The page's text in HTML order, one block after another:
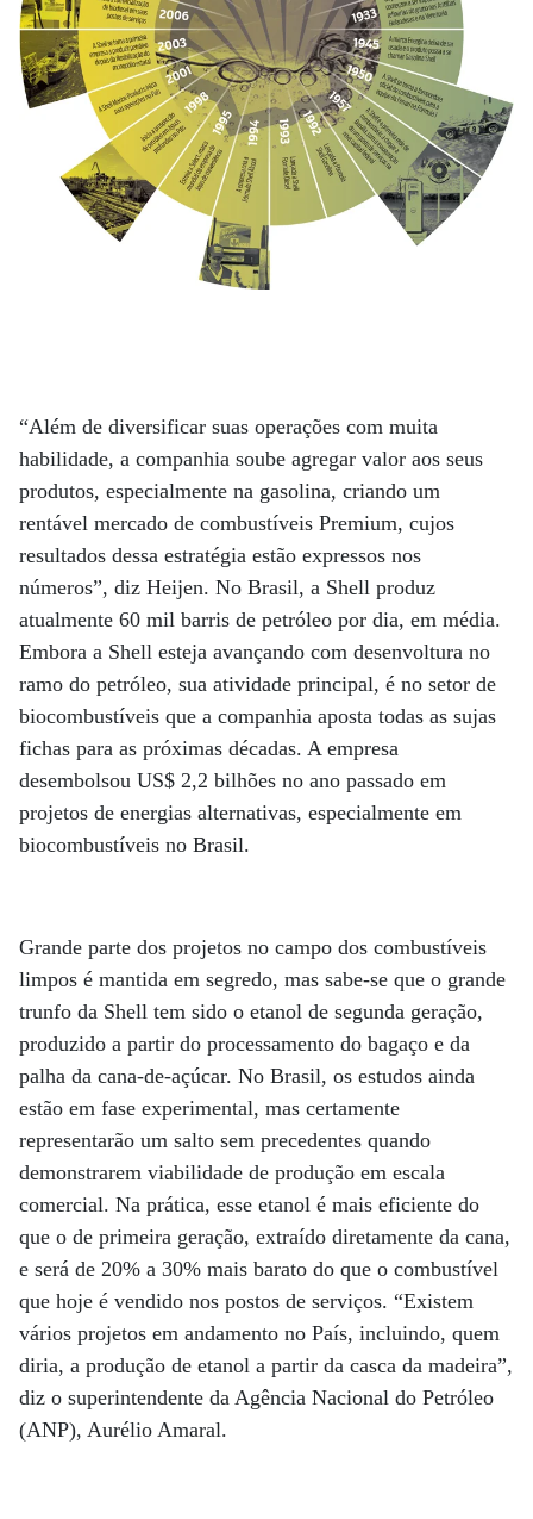
“Além de diversificar suas operações com muita
habilidade, a companhia soube agregar valor aos seus
produtos, especialmente na gasolina, criando um
rentável mercado de combustíveis Premium, cujos
resultados dessa estratégia estão expressos nos
números”, diz Heijen. No Brasil, a Shell produz
atualmente 60 mil barris de petróleo por dia, em média.
Embora a Shell esteja avançando com desenvoltura no
ramo do petróleo, sua atividade principal, é no setor de
biocombustíveis que a companhia aposta todas as sujas
fichas para as próximas décadas. A empresa
desembolsou US$ 2,2 bilhões no ano passado em
projetos de energias alternativas, especialmente em
biocombustíveis no Brasil.
Grande parte dos projetos no campo dos combustíveis
limpos é mantida em segredo, mas sabe-se que o grande
trunfo da Shell tem sido o etanol de segunda geração,
produzido a partir do processamento do bagaço e da
palha da cana-de-açúcar. No Brasil, os estudos ainda
estão em fase experimental, mas certamente
representarão um salto sem precedentes quando
demonstrarem viabilidade de produção em escala
comercial. Na prática, esse etanol é mais eficiente do
que o de primeira geração, extraído diretamente da cana,
e será de 20% a 30% mais barato do que o combustível
que hoje é vendido nos postos de serviços. “Existem
vários projetos em andamento no País, incluindo, quem
diria, a produção de etanol a partir da casca da madeira”,
diz o superintendente da Agência Nacional do Petróleo
(ANP), Aurélio Amaral.